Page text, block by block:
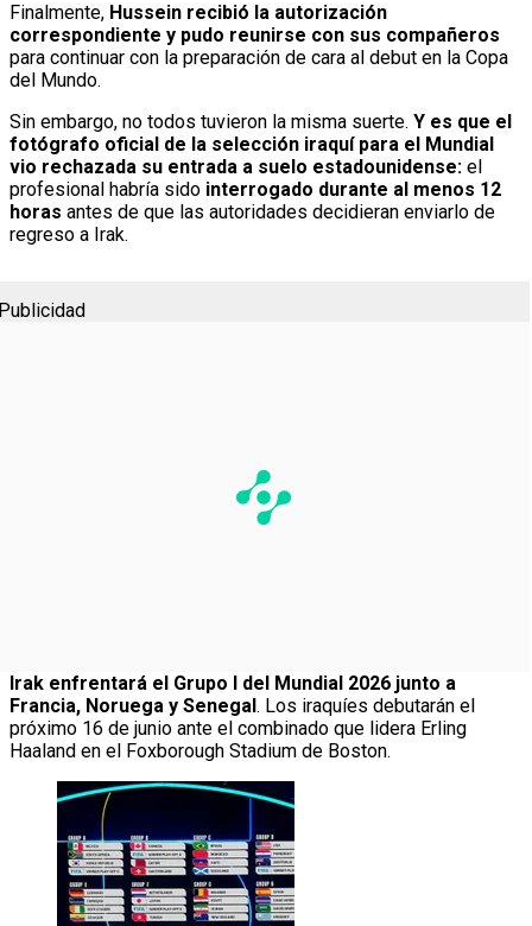
Finalmente, Hussein recibió la autorización
correspondiente y pudo reunirse con sus compañeros
para continuar con la preparación de cara al debut en la Copa
del Mundo.
Sin embargo, no todos tuvieron la misma suerte. Y es que el
fotógrafo oficial de la selección iraquí para el Mundial
vio rechazada su entrada a suelo estadounidense: el
profesional habría sido interrogado durante al menos 12
horas antes de que las autoridades decidieran enviarlo de
regreso a Irak.
Irak enfrentará el Grupo I del Mundial 2026 junto a
Francia, Noruega y Senegal . Los iraquíes debutarán el
próximo 16 de junio ante el combinado que lidera Erling
Haaland en el Foxborough Stadium de Boston.